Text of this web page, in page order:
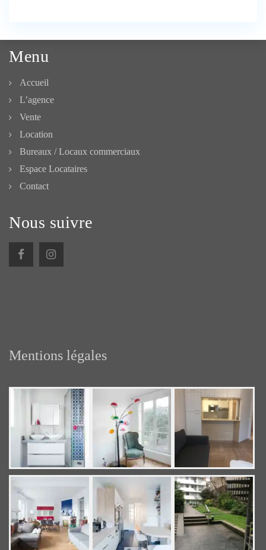
Menu
Accueil
L’agence
Vente
Location
Bureaux / Locaux commerciaux
Espace Locataires
Contact
Nous suivre
Mentions légales